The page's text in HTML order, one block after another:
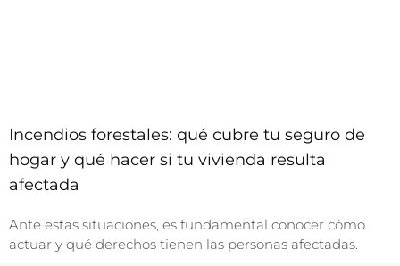
Incendios forestales: qué cubre tu seguro de
hogar y qué hacer si tu vivienda resulta
afectada
Ante estas situaciones, es fundamental conocer cómo
actuar y qué derechos tienen las personas afectadas.